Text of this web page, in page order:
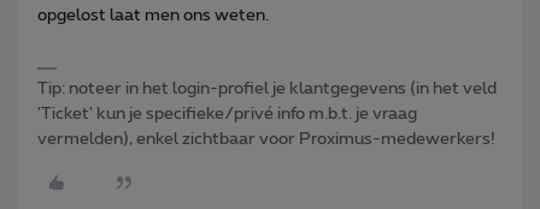
opgelost laat men ons weten.
Tip: noteer in het login-profiel je klantgegevens (in het veld
'Ticket' kun je specifieke/privé info m.b.t. je vraag
vermelden), enkel zichtbaar voor Proximus-medewerkers!